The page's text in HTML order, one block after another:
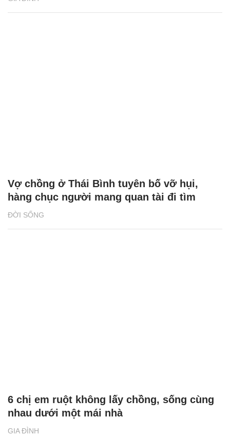
ĐỜI SỐNG
Vợ chồng ở Thái Bình tuyên bố vỡ hụi,
hàng chục người mang quan tài đi tìm
GIA ĐÌNH
6 chị em ruột không lấy chồng, sống cùng
nhau dưới một mái nhà